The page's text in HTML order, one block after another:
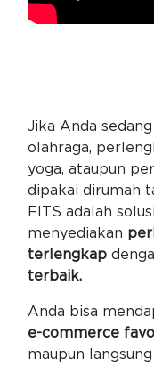
Jika Anda
olahraga,
yoga, ataupun
dipakai dirumah
FITS adalah
menyediakan
terlengkap
terbaik.
Anda bisa
e-commerce
maupun langsung